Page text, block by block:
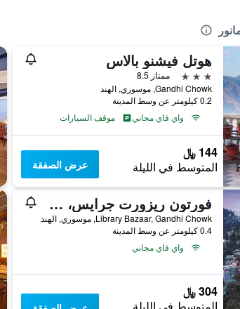
هوتل فيشنو بالاس
3 نجوم
ممتاز 8.5
Gandhi Chowk, موسوري, الهند
0.2 كيلومتر عن وسط المدينة
واي فاي مجاني
موقف السيارات
144 ﷼
المتوسط في الليلة عرض الصفقة
فورتون ريزورت جرايس، موسوري - ميمبر آي تي سي هوتلز غروب
Library Bazaar, Gandhi Chowk, موسوري, الهند
0.4 كيلومتر عن وسط المدينة
واي فاي مجاني
304 ﷼
المتوسط في الليلة